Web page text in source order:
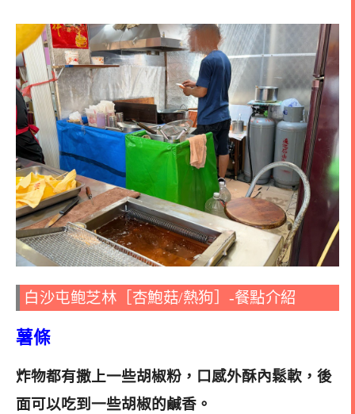
白沙屯鲍芝林［杏鮑菇/熱狗］-餐點介紹
薯條
炸物都有撒上一些胡椒粉，口感外酥內鬆軟，後
面可以吃到一些胡椒的鹹香 。